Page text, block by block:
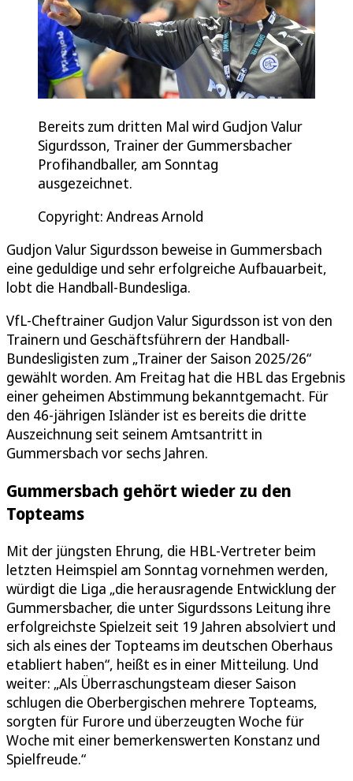
Bereits zum dritten Mal wird Gudjon Valur
Sigurdsson, Trainer der Gummersbacher
Profihandballer, am Sonntag
ausgezeichnet.
Copyright: Andreas Arnold
Gudjon Valur Sigurdsson beweise in Gummersbach
eine geduldige und sehr erfolgreiche Aufbauarbeit,
lobt die Handball-Bundesliga.
VfL-Cheftrainer Gudjon Valur Sigurdsson ist von den
Trainern und Geschäftsführern der Handball-
Bundesligisten zum „Trainer der Saison 2025/26“
gewählt worden. Am Freitag hat die HBL das Ergebnis
einer geheimen Abstimmung bekanntgemacht. Für
den 46-jährigen Isländer ist es bereits die dritte
Auszeichnung seit seinem Amtsantritt in
Gummersbach vor sechs Jahren.
Gummersbach gehört wieder zu den
Topteams
Mit der jüngsten Ehrung, die HBL-Vertreter beim
letzten Heimspiel am Sonntag vornehmen werden,
würdigt die Liga „die herausragende Entwicklung der
Gummersbacher, die unter Sigurdssons Leitung ihre
erfolgreichste Spielzeit seit 19 Jahren absolviert und
sich als eines der Topteams im deutschen Oberhaus
etabliert haben“, heißt es in einer Mitteilung. Und
weiter: „Als Überraschungsteam dieser Saison
schlugen die Oberbergischen mehrere Topteams,
sorgten für Furore und überzeugten Woche für
Woche mit einer bemerkenswerten Konstanz und
Spielfreude.“